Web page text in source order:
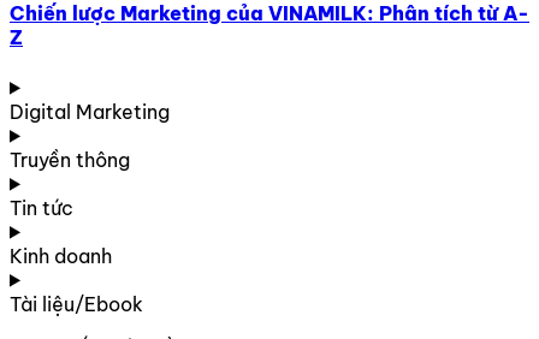
Chiến lược Marketing của VINAMILK: Phân tích từ A-
Z
Digital Marketing
Truyền thông
Tin tức
Kinh doanh
Tài liệu/Ebook